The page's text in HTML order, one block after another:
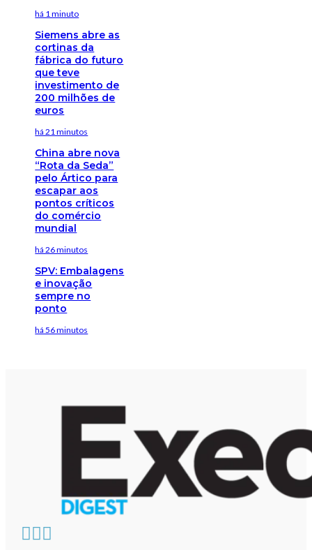
há 1 minuto
Siemens abre as
cortinas da
fábrica do futuro
que teve
investimento de
200 milhões de
euros
há 21 minutos
China abre nova
“Rota da Seda”
pelo Ártico para
escapar aos
pontos críticos
do comércio
mundial
há 26 minutos
SPV: Embalagens
e inovação
sempre no
ponto
há 56 minutos